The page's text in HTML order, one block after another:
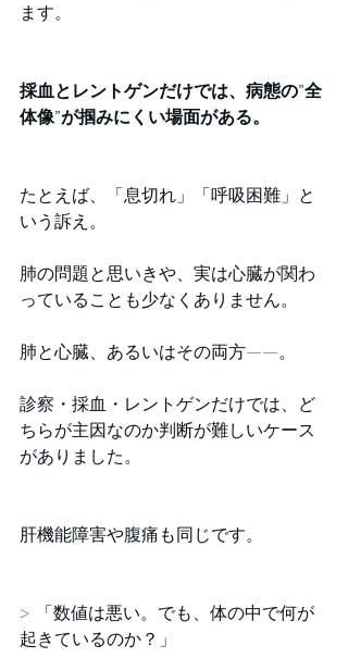
ます。
採血とレントゲンだけでは、病態の”全
体像”が掴みにくい場面がある。
たとえば、「息切れ」「呼吸困難」と
いう訴え。
肺の問題と思いきや、実は心臓が関わ
っていることも少なくありません。
肺と心臓、あるいはその両方——。
診察・採血・レントゲンだけでは、ど
ちらが主因なのか判断が難しいケース
がありました。
肝機能障害や腹痛も同じです。
> 「数値は悪い。でも、体の中で何が
起きているのか？」